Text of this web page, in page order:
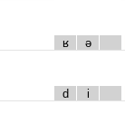
ʁ ə
d i